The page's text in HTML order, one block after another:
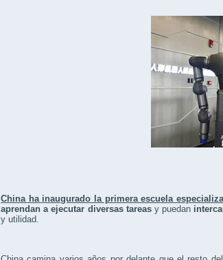
China ha inaugurado la primera escuela
aprendan a ejecutar diversas tareasy puedan
y utilidad.